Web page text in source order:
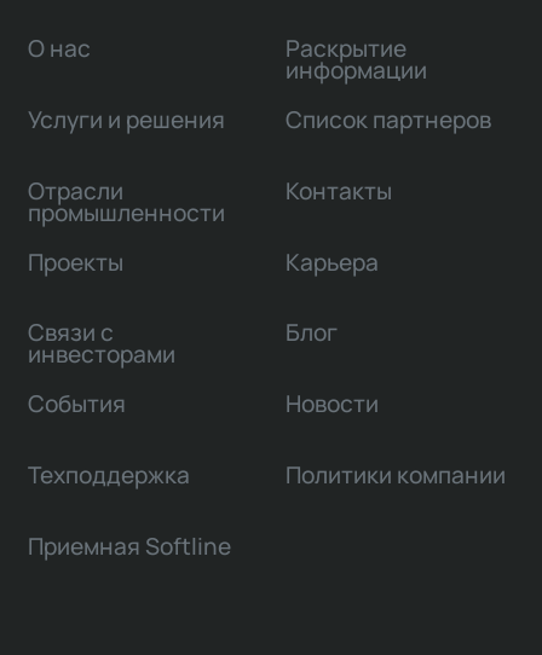
О нас
Услуги и решения
Отрасли
промышленности
Проекты
Связи с
инвесторами
Раскрытие
информации
Список партнеров
Контакты
Карьера
Блог
События Новости
Техподдержка Политики компании
Приемная Softline